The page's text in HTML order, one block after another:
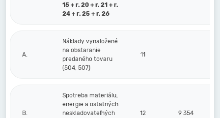
15 + r. 20 + r. 21 + r.
24 + r. 25 + r. 26
A.
Náklady vynaložené
na obstaranie
predaného tovaru
(504, 507)
11
B.
Spotreba materiálu,
energie a ostatných
neskladovateľných
12 9 354